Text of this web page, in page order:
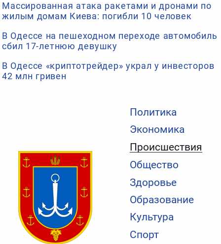
Политика
Экономика
Происшествия
Общество
Здоровье
Образование
Культура
Спорт
Массированная атака ракетами и дронами по
жилым домам Киева: погибли 10 человек
В Одессе на пешеходном переходе автомобиль
сбил 17-летнюю девушку
В Одессе «криптотрейдер» украл у инвесторов
42 млн гривен